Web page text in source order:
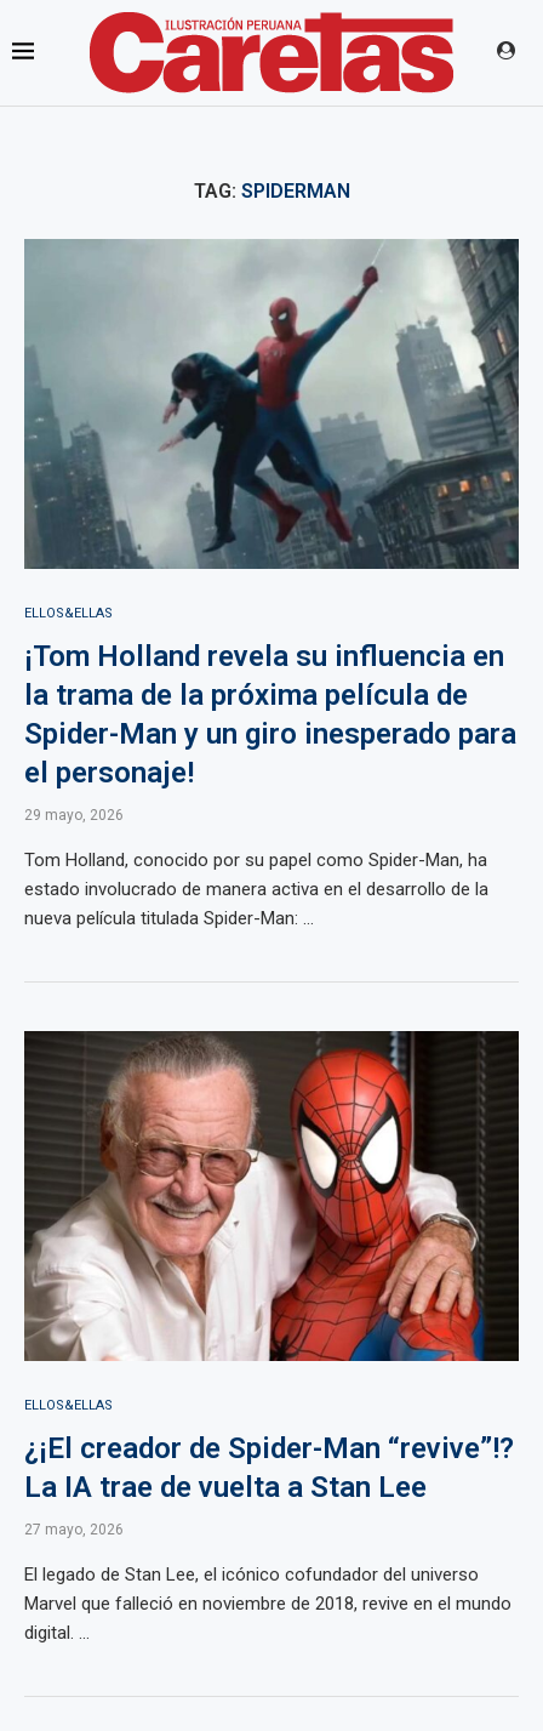
TAG: SPIDERMAN
ELLOS&ELLAS
¡Tom Holland revela su influencia en
la trama de la próxima película de
Spider-Man y un giro inesperado para
el personaje!
29 mayo, 2026
Tom Holland, conocido por su papel como Spider-Man, ha
estado involucrado de manera activa en el desarrollo de la
nueva película titulada Spider-Man: ...
ELLOS&ELLAS
¿¡El creador de Spider-Man “revive”!?
La IA trae de vuelta a Stan Lee
27 mayo, 2026
El legado de Stan Lee, el icónico cofundador del universo
Marvel que falleció en noviembre de 2018, revive en el mundo
digital. ...